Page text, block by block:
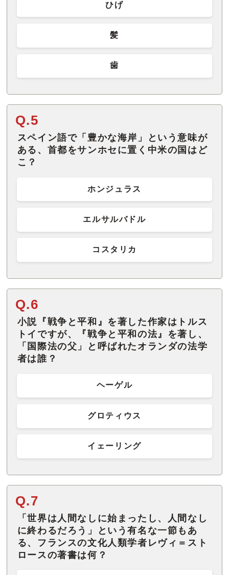
ひげ
髪
歯
Q.5
スペイン語で「豊かな海岸」という意味が
ある、首都をサンホセに置く中米の国はど
こ？
ホンジュラス
エルサルバドル
コスタリカ
Q.6
小説『戦争と平和』を著した作家はトルス
トイですが、『戦争と平和の法』を著し、
「国際法の父」と呼ばれたオランダの法学
者は誰？
ヘーゲル
グロティウス
イェーリング
Q.7
「世界は人間なしに始まったし、人間なし
に終わるだろう」という有名な一節もあ
る、フランスの文化人類学者レヴィ＝スト
ロースの著書は何？